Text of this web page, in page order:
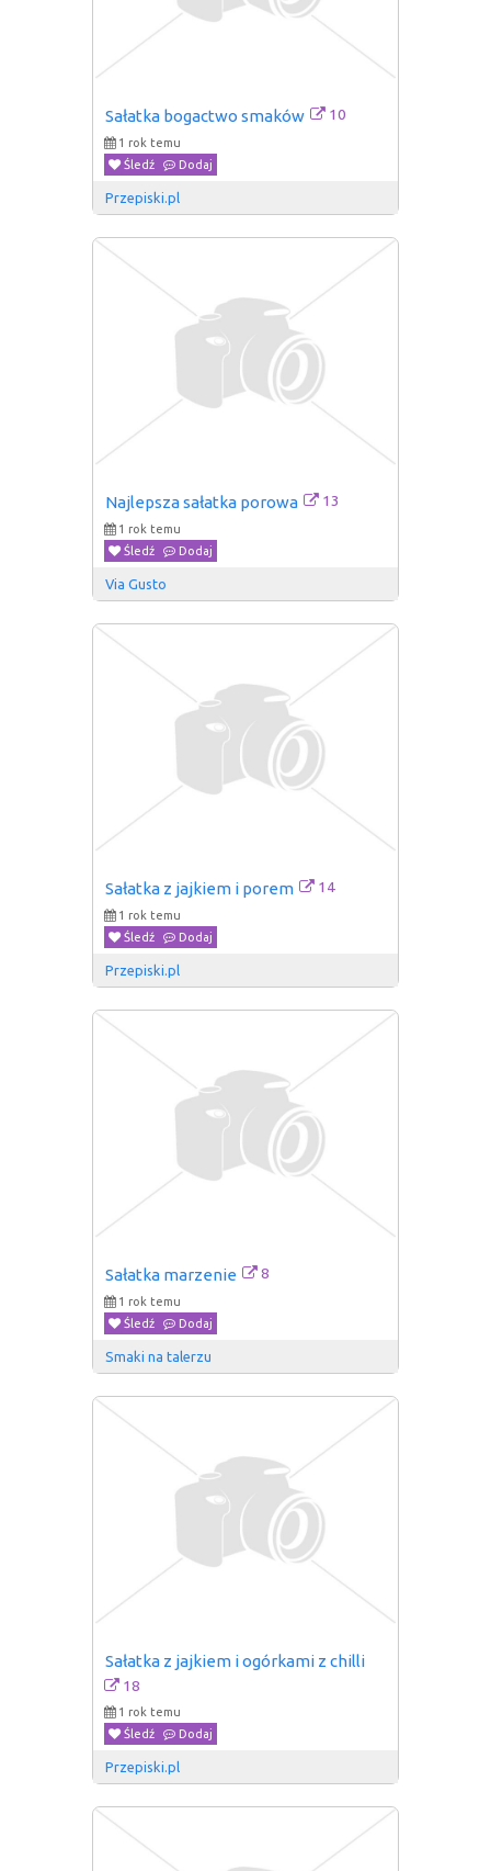
Sałatka bogactwo smaków 10
1 rok temu
Śledź
Dodaj
Przepiski.pl
Najlepsza sałatka porowa 13
1 rok temu
Śledź
Dodaj
Via Gusto
Sałatka z jajkiem i porem 14
1 rok temu
Śledź
Dodaj
Przepiski.pl
Sałatka marzenie 8
1 rok temu
Śledź
Dodaj
Smaki na talerzu
Sałatka z jajkiem i ogórkami z chilli
18
1 rok temu
Śledź
Dodaj
Przepiski.pl